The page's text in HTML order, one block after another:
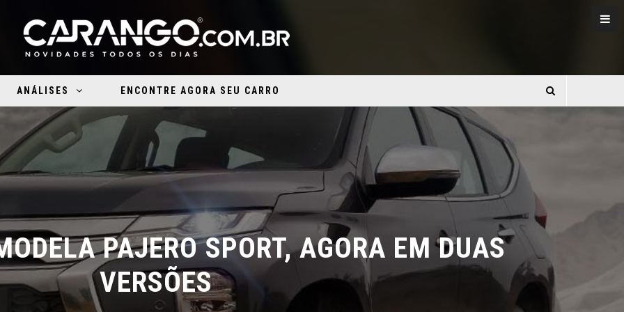
ANÁLISES ENCONTRE AGORA SEU CARRO
PAJERO SPORT, AGORA EM DUAS
VERSÕES